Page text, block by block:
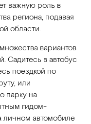
важную роль в
региона, подавая
области.
вариантов
Садитесь в автобус
поездкой по
или
парку на
гидом-
личном автомобиле